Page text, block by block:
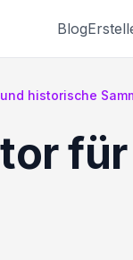
Blog
historische